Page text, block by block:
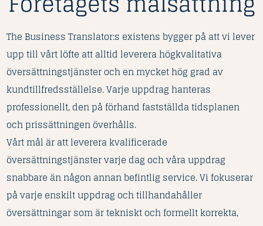
The Business Translator:s existens bygger på att vi lever
upp till vårt löfte att alltid leverera högkvalitativa
översättningstjänster och en mycket hög grad av
kundtillfredsställelse. Varje uppdrag hanteras
professionellt, den på förhand fastställda tidsplanen
och prissättningen överhålls.
Vårt mål är att leverera kvalificerade
översättningstjänster varje dag och våra uppdrag
snabbare än någon annan befintlig service. Vi fokuserar
på varje enskilt uppdrag och tillhandahåller
översättningar som är tekniskt och formellt korrekta,